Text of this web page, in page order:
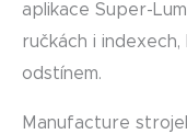
aplikace Super-
ručkách i
odstínem.
Manufacture